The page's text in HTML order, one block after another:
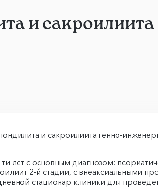
и
и сакроилиита генно-
лет с основным диагнозом:
2-й стадии, с внеаксиальными
стационар клиники для